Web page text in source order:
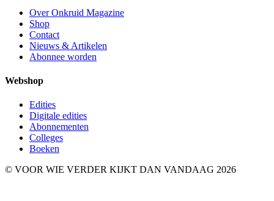
Over Onkruid Magazine
Shop
Contact
Nieuws & Artikelen
Abonnee worden
Webshop
Edities
Digitale edities
Abonnementen
Colleges
Boeken
© VOOR WIE VERDER KIJKT DAN VANDAAG 2026